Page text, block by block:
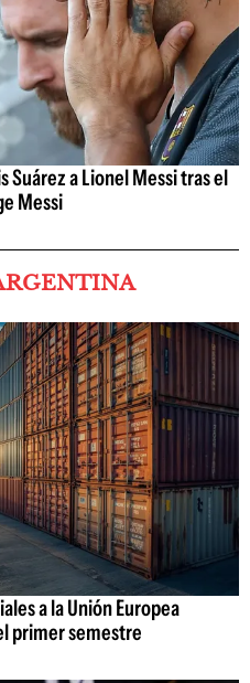
Suárez a Lionel Messi tras el
Messi
a la Unión Europea
primer semestre